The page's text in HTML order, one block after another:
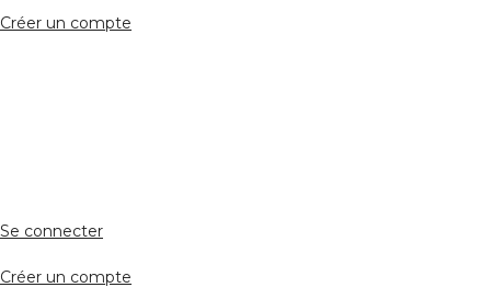
Créer un compte
Se connecter
Créer un compte